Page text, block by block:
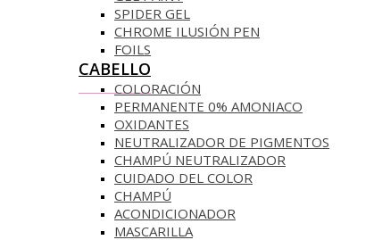
SPIDER GEL
CHROME ILUSIÓN PEN
FOILS
CABELLO
COLORACIÓN
PERMANENTE 0% AMONIACO
OXIDANTES
NEUTRALIZADOR DE PIGMENTOS
CHAMPÚ NEUTRALIZADOR
CUIDADO DEL COLOR
CHAMPÚ
ACONDICIONADOR
MASCARILLA